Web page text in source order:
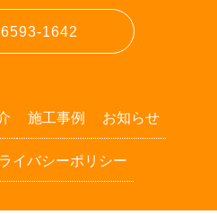
1642
施工事例 お知らせ
イバシーポリシー